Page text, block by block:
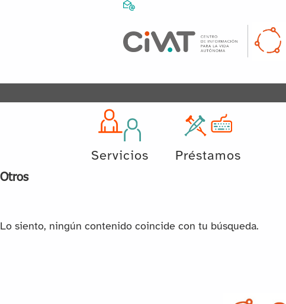
Servicios Préstamos
Otros
Lo siento, ningún contenido coincide con tu búsqueda.